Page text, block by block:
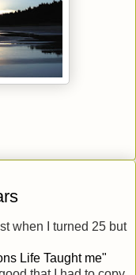
when I turned 25 but
Life Taught me"